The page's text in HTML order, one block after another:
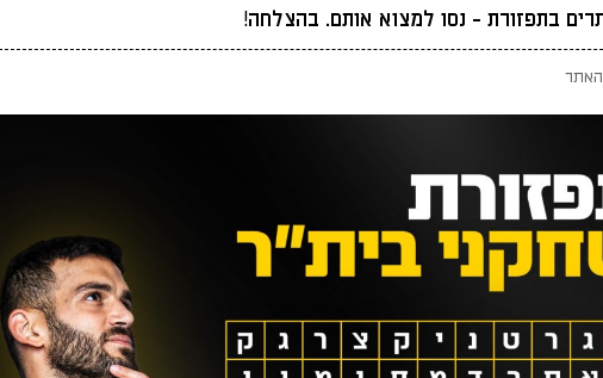
בתפזורת - נסו למצוא אותם. בהצלחה!